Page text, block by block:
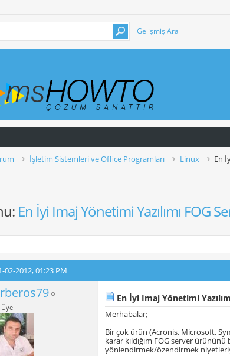
Gelişmiş Ara
İşletim Sistemleri ve Office Programları Linux En
En İyi Imaj Yönetimi Yazılımı FOG
02-2012,01:23 PM
En İyi Imaj Yönetimi
Merhabalar;
Bir çok ürün (Acronis, Microsoft,
karar kıldığım FOG server
yönlendirmek/özendirmek